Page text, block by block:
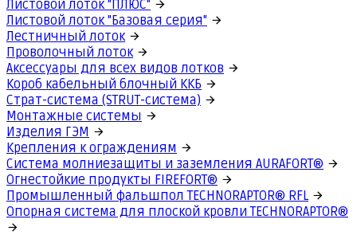
Листовой лоток "ПЛЮС"
Листовой лоток "Базовая серия"
Лестничный лоток
Проволочный лоток
Аксессуары для всех видов лотков
Короб кабельный блочный ККБ
Страт-система (STRUT-система)
Монтажные системы
Изделия ГЭМ
Крепления к ограждениям
Система молниезащиты и заземления AURAFORT®
Огнестойкие продукты FIREFORT®
Промышленный фальшпол TECHNORAPTOR® RFL
Опорная система для плоской кровли TECHNORAPTOR®